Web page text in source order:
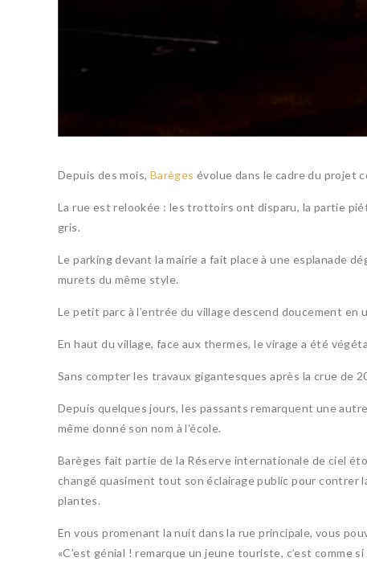
Depuis des mois, Barèges évolue dans le cadre du projet
La rue est relookée : les trottoirs ont disparu, la partie
gris.
Le parking devant la mairie a fait place à une esplanade
murets du même style.
Le petit parc à l’entrée du village descend doucement en
En haut du village, face aux thermes, le virage a été
Sans compter les travaux gigantesques après la crue de
Depuis quelques jours, les passants remarquent une
même donné son nom à l’école.
Barèges fait partie de la Réserve internationale de ciel
changé quasiment tout son éclairage public pour contrer
plantes.
En vous promenant la nuit dans la rue principale, vous
«C’est génial ! remarque un jeune touriste, c’est comme si